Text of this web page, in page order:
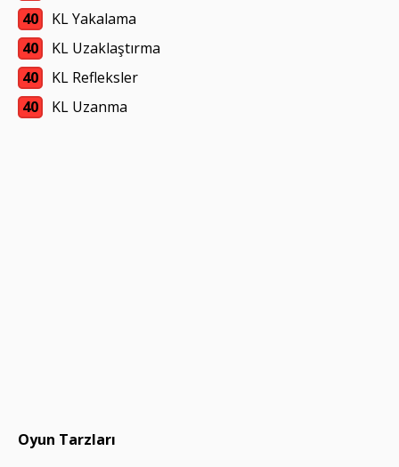
40
KL Yakalama
40
KL Uzaklaştırma
40
KL Refleksler
40
KL Uzanma
Oyun Tarzları